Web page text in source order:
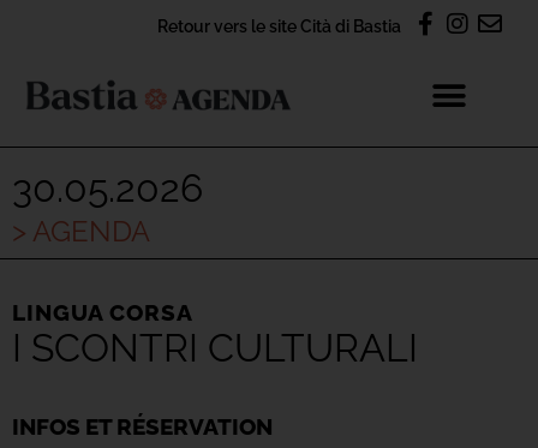
Retour vers le site Cità di Bastia
30.05.2026
> AGENDA
LINGUA CORSA
I SCONTRI CULTURALI
INFOS ET RÉSERVATION